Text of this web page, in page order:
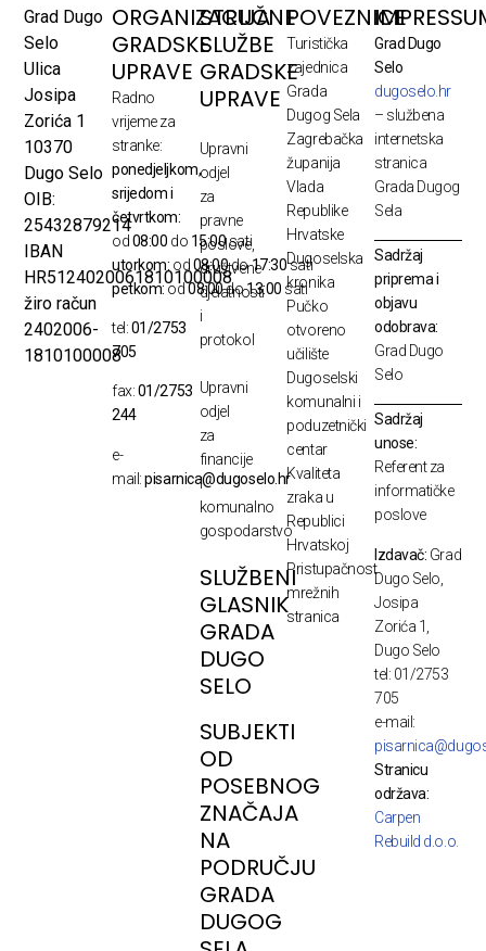
Grad Dugo
Selo
Ulica
Josipa
Zorića 1
10370
Dugo Selo
OIB:
25432879214
IBAN
HR5124020061810100008
žiro račun
2402006-
1810100008
ORGANIZACIJA
GRADSKE
UPRAVE
Radno
vrijeme za
stranke:
ponedjeljkom,
srijedom i
četvrtkom:
od08:00 do 15:00sati
utorkom: od08:00do17:30sati
petkom:od08:00do13:00 sati
tel:01/2753
705
fax:01/2753
244
e-
mail:pisarnica@dugoselo.hr
STRUČNE
SLUŽBE
GRADSKE
UPRAVE
Upravni
odjel
za
pravne
poslove,
društvene
djelatnosti
i
protokol
Upravni
odjel
za
financije
i
komunalno
gospodarstvo
SLUŽBENI
GLASNIK
GRADA
DUGO
SELO
SUBJEKTI
OD
POSEBNOG
ZNAČAJA
NA
PODRUČJU
GRADA
DUGOG
POVEZNICE
Turistička
zajednica
Grada
Dugog Sela
Zagrebačka
županija
Vlada
Republike
Hrvatske
Dugoselska
kronika
Pučko
otvoreno
učilište
Dugoselski
komunalni i
poduzetnički
centar
Kvaliteta
zraka u
Republici
Hrvatskoj
Pristupačnost
mrežnih
stranica
Grad Dugo
Selo
dugoselo.hr
– službena
internetska
stranica
Grada Dugog
Sela
Sadržaj
priprema i
objavu
odobrava:
Grad Dugo
Selo
Sadržaj
unose:
Referent za
informatičke
poslove
Izdavač: Grad
Dugo Selo,
Josipa
Zorića 1,
Dugo Selo
tel: 01/2753
705
e-mail:
Stranicu
održava:
Carpen
Rebuild d.o.o.